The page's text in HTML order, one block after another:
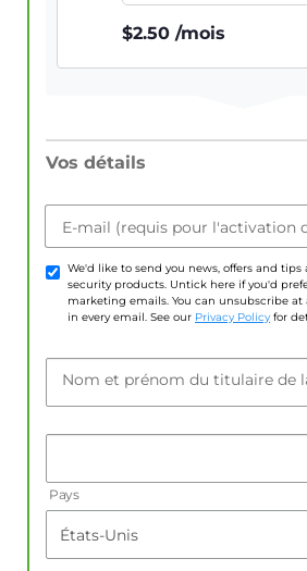
$2.50 /mois
Vos détails
E-mail (requis pour l'activation
We'd like to send you news, offers and tips
security products. Untick here if you'd
marketing emails. You can unsubscribe
in every email. See our Privacy Policy for
Nom et prénom du titulaire de
Pays